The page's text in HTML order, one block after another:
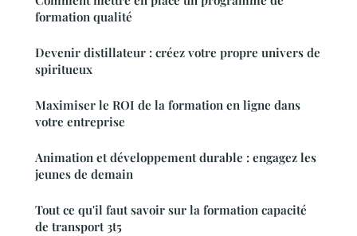
formation qualité
Devenir distillateur : créez votre propre univers de
spiritueux
Maximiser le ROI de la formation en ligne dans
votre entreprise
Animation et développement durable : engagez les
jeunes de demain
Tout ce qu'il faut savoir sur la formation capacité
de transport 3t5